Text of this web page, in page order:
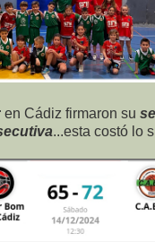
en Cádiz firmaron su
...esta costó lo